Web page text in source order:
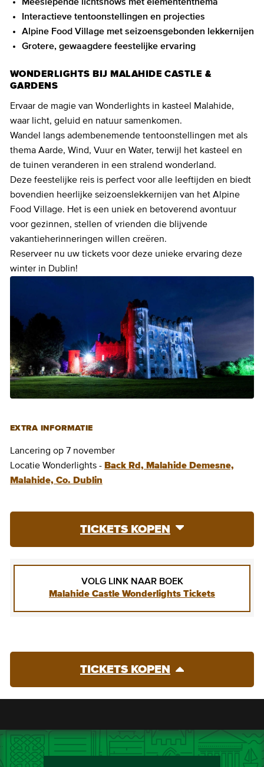
Interactieve tentoonstellingen en projecties
Alpine Food Village met seizoensgebonden lekkernijen
Grotere, gewaagdere feestelijke ervaring
WONDERLIGHTS BIJ MALAHIDE CASTLE &
GARDENS
Ervaar de magie van Wonderlights in kasteel Malahide,
waar licht, geluid en natuur samenkomen.
Wandel langs adembenemende tentoonstellingen met als
thema Aarde, Wind, Vuur en Water, terwijl het kasteel en
de tuinen veranderen in een stralend wonderland.
Deze feestelijke reis is perfect voor alle leeftijden en biedt
bovendien heerlijke seizoenslekkernijen van het Alpine
Food Village. Het is een uniek en betoverend avontuur
voor gezinnen, stellen of vrienden die blijvende
vakantieherinneringen willen creëren.
Reserveer nu uw tickets voor deze unieke ervaring deze
winter in Dublin!
EXTRA INFORMATIE
Lancering op 7 november
Locatie Wonderlights - Back Rd, Malahide Demesne,
Malahide, Co. Dublin
TICKETS KOPEN
VOLG LINK NAAR BOEK
Malahide Castle Wonderlights Tickets
TICKETS KOPEN